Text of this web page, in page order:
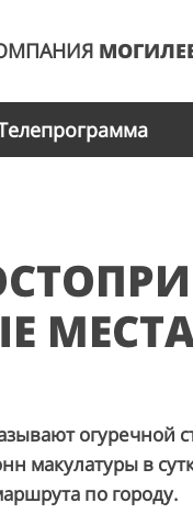
огуречной
макулатуры в
по городу.